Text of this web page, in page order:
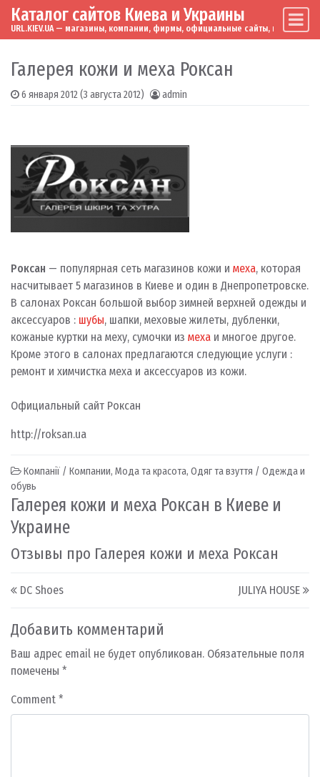
Skip to content
Main Navigation
Каталог сайтов Киева и Украины
URL.KIEV.UA — магазины, компании, фирмы, официальные сайты, мировые
Галерея кожи и меха Роксан
6 января 2012(3 августа 2012) admin
Роксан — популярная сеть магазинов кожи и меха, которая
насчитывает 5 магазинов в Киеве и один в Днепропетровске.
В салонах Роксан большой выбор зимней верхней одежды и
аксессуаров : шубы, шапки, меховые жилеты, дубленки,
кожаные куртки на меху, сумочки из меха и многое другое.
Кроме этого в салонах предлагаются следующие услуги :
ремонт и химчистка меха и аксессуаров из кожи.
Официальный сайт Роксан
http://roksan.ua
Компанії / Компании, Мода та красота, Одяг та взуття / Одежда и
обувь
Галерея кожи и меха Роксан в Киеве и
Украине
Отзывы про Галерея кожи и меха Роксан
Post navigation
DC Shoes JULIYA HOUSE
Добавить комментарий
Ваш адрес email не будет опубликован. Обязательные поля
помечены *
Comment *